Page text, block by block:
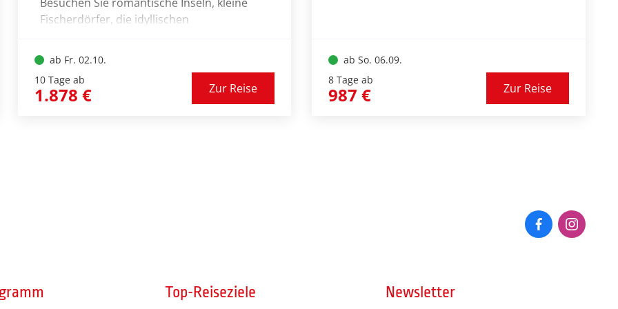
Fischerdörfer, die idyllischen
Geburtsort des Weltreisenden Marco Polo –
die Insel Korcula und nicht zuletzt die Perle
der Adria – Dubrovnik. In einsamen
Badebuchten geht Ihre Yacht vor Anker,
ab Fr. 02.10.
10 Tage ab
1.878 € Zur Reise
ab So. 06.09.
8 Tage ab
987 € Zur Reise
Top-Reiseziele Newsletter